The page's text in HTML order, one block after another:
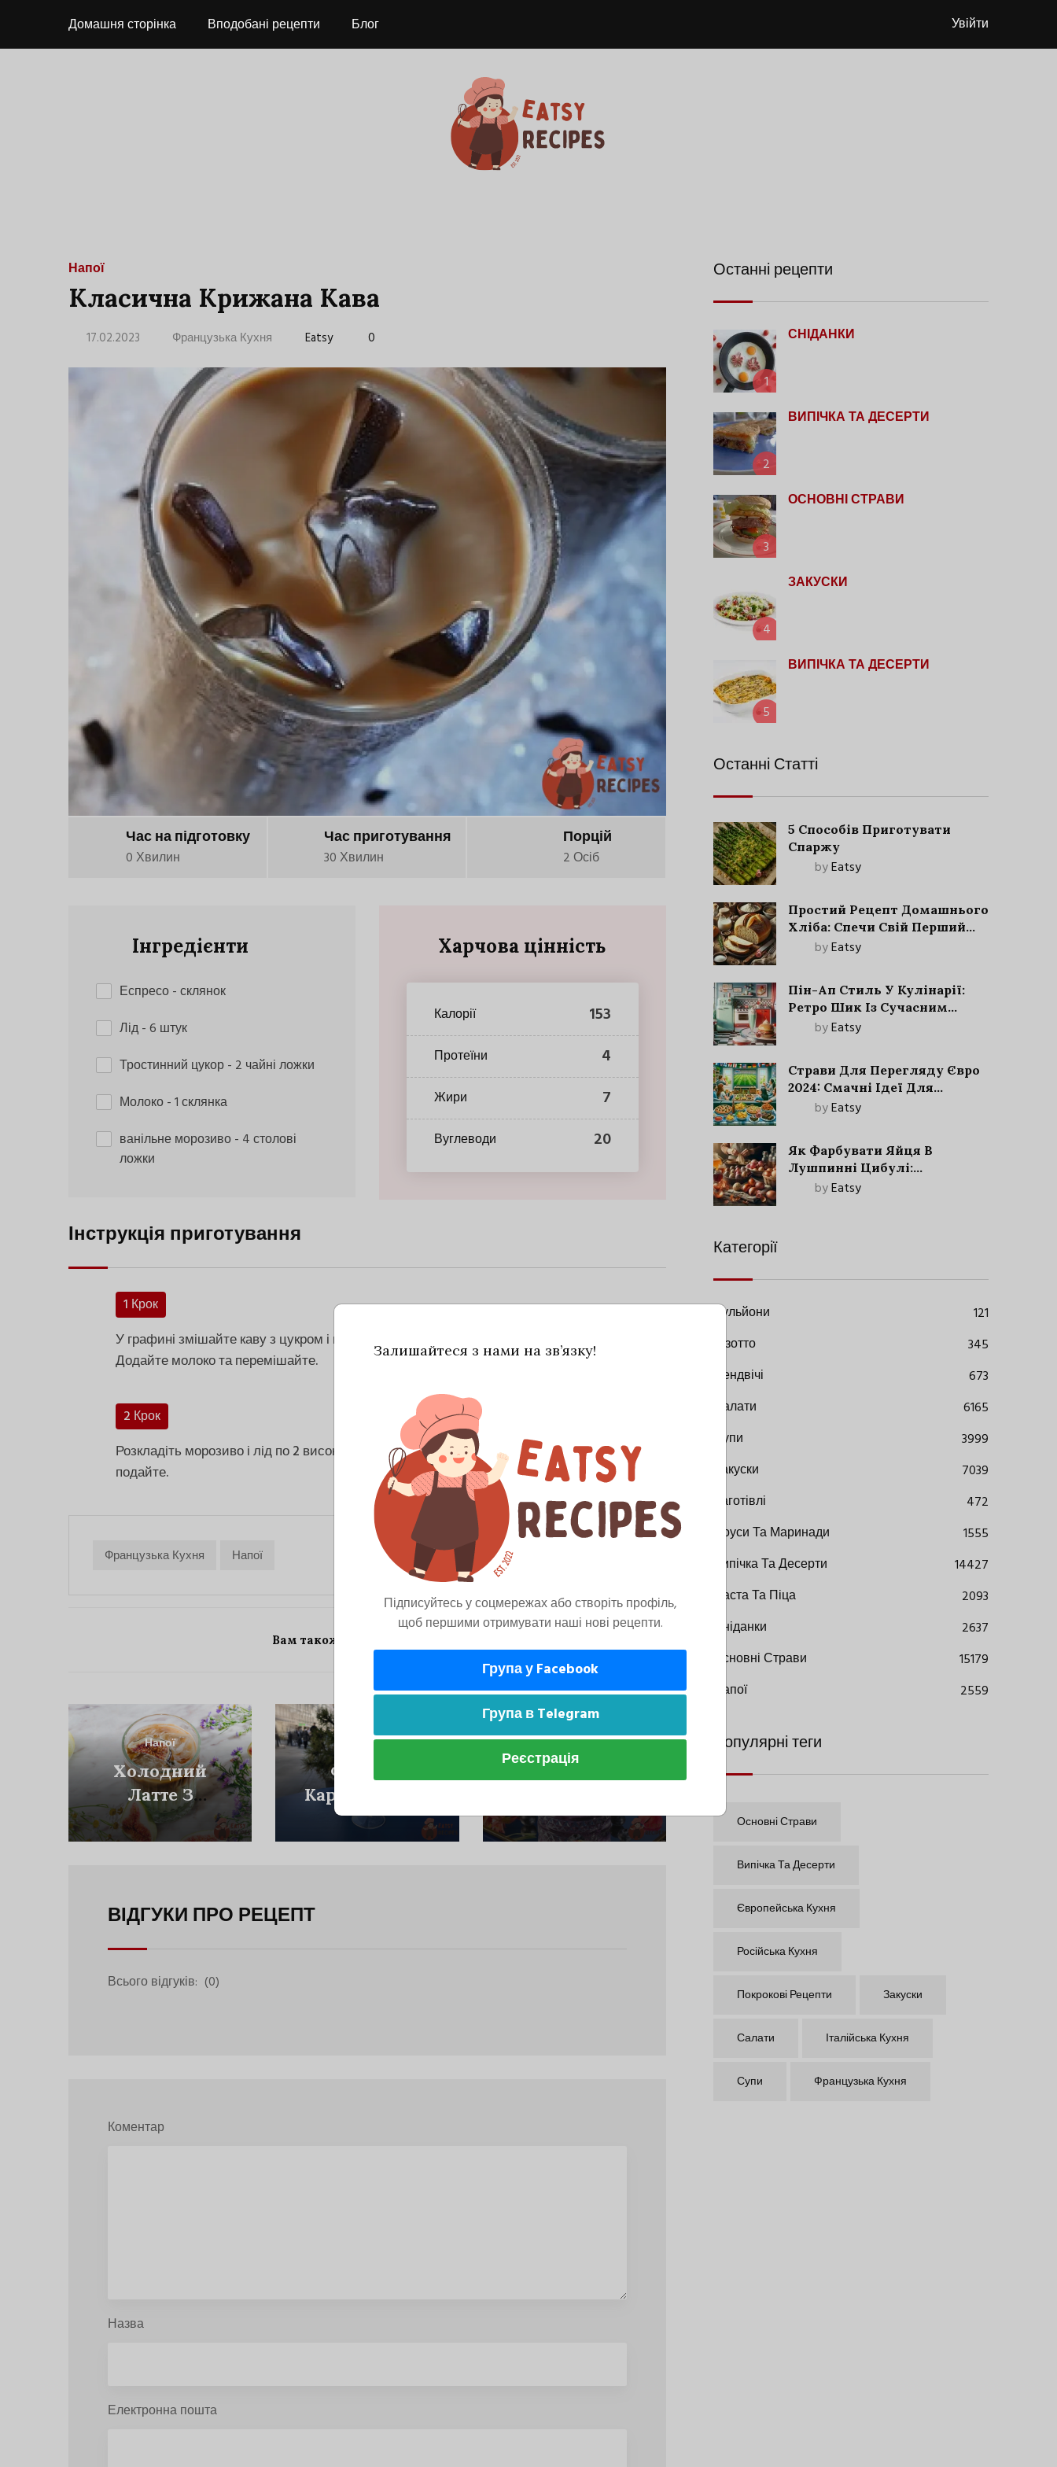
Домашня сторінка Вподобані рецепти Блог Увійти
Напої
Класична Крижана Кава
17.02.2023 Французька Кухня Eatsy 0
Час на підготовку
0 Хвилин
Час приготування
30 Хвилин
Порцій
2 Осіб
Інгредієнти
Еспресо- склянок
Лід- 6 штук
Тростинний цукор- 2 чайні ложки
Молоко- 1 склянка
ванільне морозиво- 4 столові
ложки
Харчова цінність
Калорії 153
Протеїни 4
Жири 7
Вуглеводи 20
Інструкція приготування
1 Крок
У графині змішайте каву з цукром і перемішуйте, поки|доки| цукор не розчиниться.
Додайте молоко та перемішайте.
2 Крок
Розкладіть морозиво і лід по 2 високих келихах і наповніть їх кавою. Відразу
подайте.
Французька Кухня Напої
Вам також може сподобатися
Напої
Холодний
Латте З
Інжиром І
Шпинатом
Напої
Фредо З
Кардамоном І
Персиком
Напої
Чорничне
ВІДГУКИ ПРО РЕЦЕПТ
Всього відгуків: (0)
Коментар
Назва
Електронна пошта
Останні рецепти
1
СНІДАНКИ
2
ВИПІЧКА ТА ДЕСЕРТИ
3
ОСНОВНІ СТРАВИ
4
ЗАКУСКИ
5
ВИПІЧКА ТА ДЕСЕРТИ
Останні Статті
5 Способів Приготувати
Спаржу
byEatsy
Простий Рецепт Домашнього
Хліба: Спечи Свій Перший
Запашний Хліб!
byEatsy
Пін-Ап Стиль У Кулінарії:
Ретро Шик Із Сучасним
Акцентом
byEatsy
Страви Для Перегляду Євро
2024: Смачні Ідеї Для
Футбольного Свята
byEatsy
Як Фарбувати Яйця В
Лушпинні Цибулі:
Старовинний Метод З
byEatsy
Категорії
Бульйони
121
Різотто
345
Сендвічі
673
Салати
6165
Супи
3999
Закуски
7039
Заготівлі
472
Соуси Та Маринади
1555
Випічка Та Десерти
14427
Паста Та Піца
2093
Сніданки
2637
Основні Страви
15179
Напої
2559
Популярні теги
Основні Страви
Випічка Та Десерти
Європейська Кухня
Російська Кухня
Покрокові Рецепти Закуски
Салати Італійська Кухня
Супи Французька Кухня
Залишайтеся з нами на зв’язку!
Підписуйтесь у соцмережах або створіть профіль,
щоб першими отримувати наші нові рецепти.
Група у Facebook
Група в Telegram
Реєстрація